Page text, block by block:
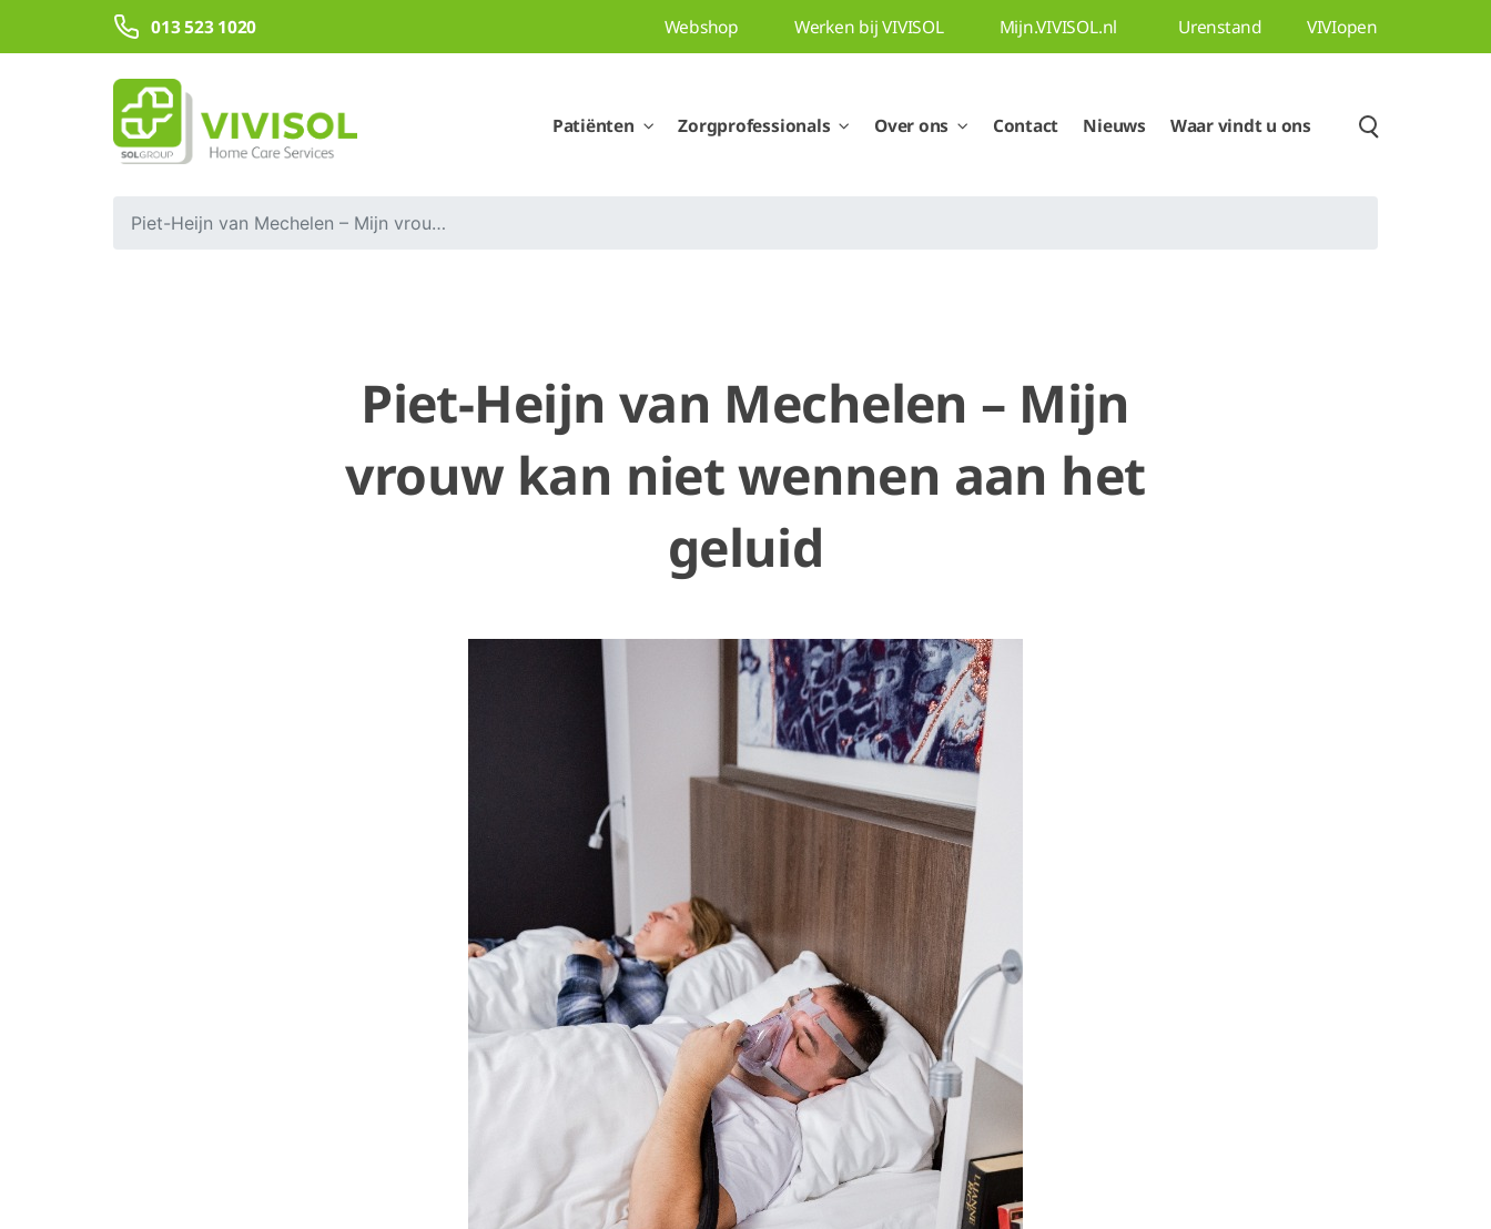
Overslaan en naar hoofdinhoud gaan
013 523 1020 Webshop Werken bij VIVISOL Mijn.VIVISOL.nl Urenstand VIVIopen
Patiënten Zorgprofessionals Over ons Contact Nieuws Waar vindt u ons
Piet-Heijn van Mechelen – Mijn vrouw kan niet wennen aan het geluid
Piet-Heijn van Mechelen – Mijn
vrouw kan niet wennen aan het
geluid